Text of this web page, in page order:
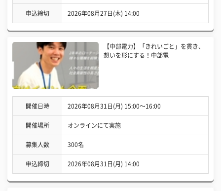
申込締切 2026年08月27日(木) 14:00
【中部電力】「きれいごと」を貫き、
想いを形にする！中部電
開催日時 2026年08月31日(月) 15:00〜16:00
開催場所 オンラインにて実施
募集人数 300名
申込締切 2026年08月31日(月) 14:00